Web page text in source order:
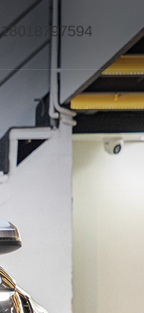
18018797594